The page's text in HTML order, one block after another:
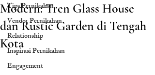
Tips Pernikahan
Vendor Pernikahan
Relationship
Inspirasi Pernikahan
Engagement
Modern: Tren Glass House
dan Rustic Garden di Tengah
Kota